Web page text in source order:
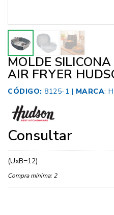
MOLDE
AIR FRYER
CÓDIGO: 8125-1 | MARCA:
Consultar
(UxB=12)
Compra mínima: 2